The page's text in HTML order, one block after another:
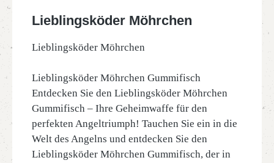
Lieblingsköder Möhrchen
Lieblingsköder Möhrchen
Lieblingsköder Möhrchen Gummifisch
Entdecken Sie den Lieblingsköder Möhrchen
Gummifisch – Ihre Geheimwaffe für den
perfekten Angeltriumph! Tauchen Sie ein in die
Welt des Angelns und entdecken Sie den
Lieblingsköder Möhrchen Gummifisch, der in